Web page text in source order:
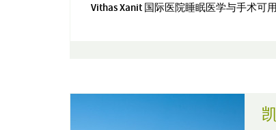
Vithas Xanit 国际医院睡眠医学与手术可用